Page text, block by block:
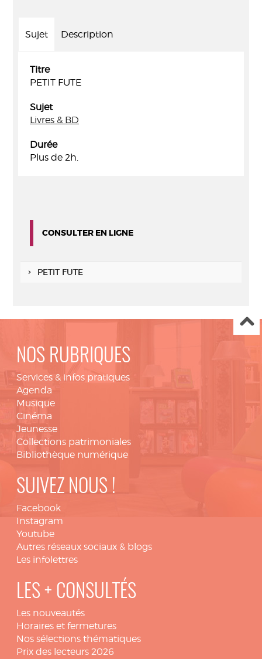
Sujet Description
Titre
PETIT FUTE
Sujet
Livres & BD
Durée
Plus de 2h.
CONSULTER EN LIGNE
PETIT FUTE
NOS RUBRIQUES
Services & infos pratiques
Agenda
Musique
Cinéma
Jeunesse
Collections patrimoniales
Bibliothèque numérique
SUIVEZ NOUS !
Facebook
Instagram
Youtube
Autres réseaux sociaux & blogs
Les infolettres
LES + CONSULTÉS
Les nouveautés
Horaires et fermetures
Nos sélections thématiques
Prix des lecteurs 2026